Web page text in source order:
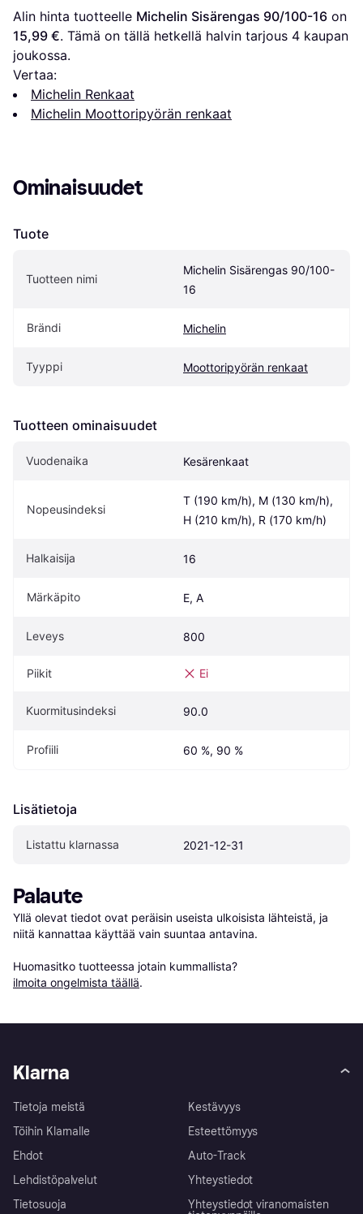
Alin hinta tuotteelle Michelin Sisärengas 90/100-16
15,99 €. Tämä on tällä hetkellä halvin tarjous 4 kaupan
joukossa.
Vertaa:
Michelin Renkaat
Michelin Moottoripyörän renkaat
Ominaisuudet
Tuote
Tuotteen nimi
Michelin Sisärengas 90/100-
16
Brändi Michelin
Tyyppi Moottoripyörän renkaat
Tuotteen ominaisuudet
Vuodenaika Kesärenkaat
Nopeusindeksi
T (190 km/h), M (130 km/h),
H (210 km/h), R (170 km/h)
Halkaisija 16
Märkäpito E, A
Leveys 800
Piikit Ei
Kuormitusindeksi 90.0
Profiili 60 %, 90 %
Lisätietoja
Listattu klarnassa 2021-12-31
Palaute
Yllä olevat tiedot ovat peräisin useista ulkoisista lähteistä, ja
niitä kannattaa käyttää vain suuntaa antavina.
Huomasitko tuotteessa jotain kummallista?
ilmoita ongelmista täällä.
Klarna
Tietoja meistä
Töihin Klarnalle
Ehdot
Lehdistöpalvelut
Tietosuoja
Kestävyys
Esteettömyys
Auto-Track
Yhteystiedot
Yhteystiedot viranomaisten